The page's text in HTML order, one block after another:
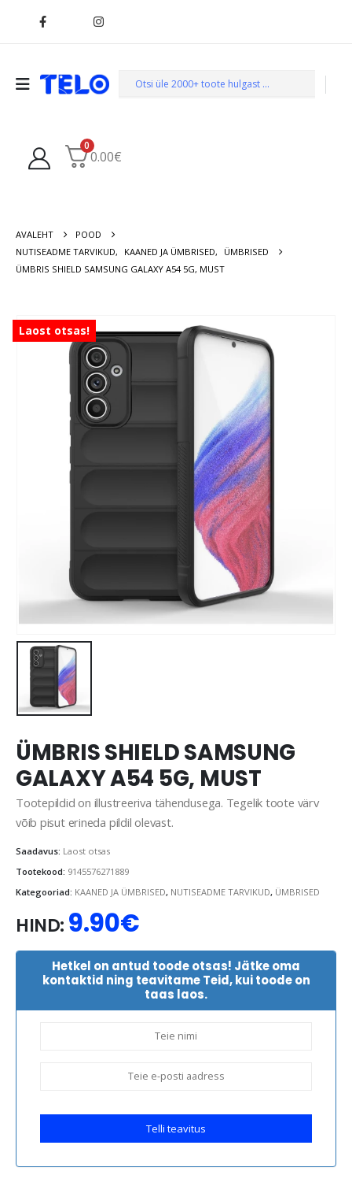
0
0.00€
AVALEHT
POOD
NUTISEADME TARVIKUD, KAANED JA ÜMBRISED,
ÜMBRISED
ÜMBRIS SHIELD SAMSUNG GALAXY A54 5G, MUST
Laost otsas!
ÜMBRIS SHIELD SAMSUNG
GALAXY A54 5G, MUST
Tootepildid on illustreeriva tähendusega. Tegelik toote värv
võib pisut erineda pildil olevast.
Saadavus: Laost otsas
Tootekood: 9145576271889
Kategooriad: KAANED JA ÜMBRISED, NUTISEADME TARVIKUD, ÜMBRISED
HIND: 9.90€
Hetkel on antud toode otsas! Jätke oma
kontaktid ning teavitame Teid, kui toode on
taas laos.
Telli teavitus